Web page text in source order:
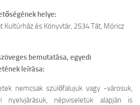
helye:
Kultúrház és Könyvtár, 2534 Tát, Móricz
bemutatása, egyedi
leírása:
nemcsak szülőfalujuk vagy -városuk,
nyelvjárásuk, népviseletük alapján is